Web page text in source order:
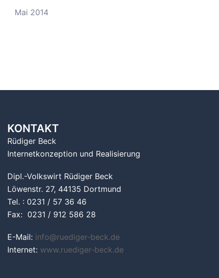
Mai 2014
KONTAKT
Rüdiger Beck
Internetkonzeption und Realisierung
Dipl.-Volkswirt Rüdiger Beck
Löwenstr. 27, 44135 Dortmund
Tel. : 0231 / 57 36 46
Fax: 0231 / 912 586 28
E-Mail: info@ruediger-beck.de
Internet: www.ruediger-beck.de